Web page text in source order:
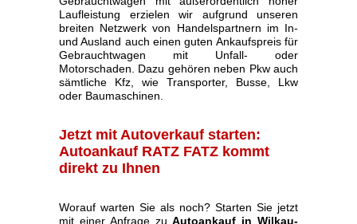
Laufleistung erzielen wir aufgrund unseren
breiten Netzwerk von Handelspartnern im In-
und Ausland auch einen guten Ankaufspreis für
Gebrauchtwagen mit Unfall- oder
Motorschaden. Dazu gehören neben Pkw auch
sämtliche Kfz, wie Transporter, Busse, Lkw
oder Baumaschinen.
Jetzt mit Autoverkauf starten:
Autoankauf RATZ FATZ kommt
direkt zu Ihnen
Worauf warten Sie als noch? Starten Sie jetzt
mit einer Anfrage zuAutoankauf in Wilkau-